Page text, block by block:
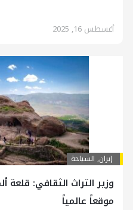
أغسطس 16, 2025
إيران, السياحة
وزير التراث الثقافي:
موقعاً عالمياً